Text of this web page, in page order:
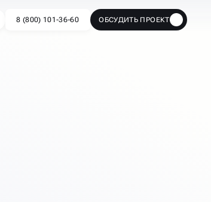
8 (800) 101-36-60 ОБСУДИТЬ ПРОЕКТ